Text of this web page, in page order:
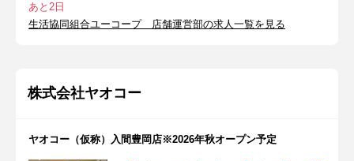
あと2日
生活協同組合ユーコープ 店舗運営部の求人一覧を見る
株式会社ヤオコー
ヤオコー（仮称）入間豊岡店※2026年秋オープン予定